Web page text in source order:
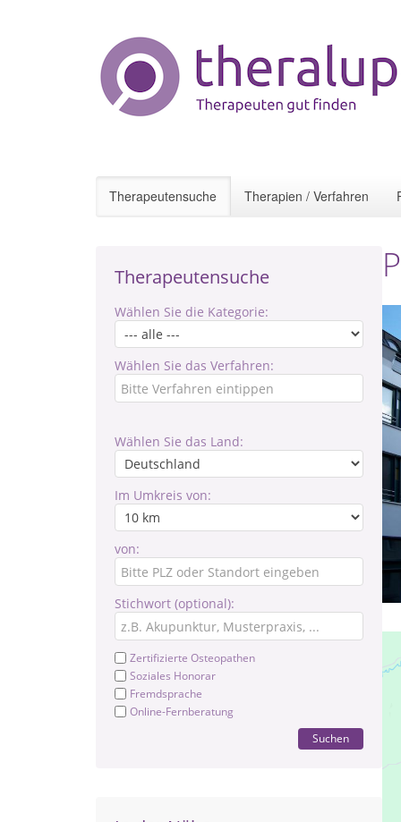
Therapeutensuche Therapien / Verfahren
Therapeutensuche
Wählen Sie die Kategorie:
Wählen Sie das Verfahren:
Wählen Sie das Land:
Im Umkreis von:
von:
Stichwort (optional):
Zertifizierte Osteopathen
Soziales Honorar
Fremdsprache
Online-Fernberatung
Suchen